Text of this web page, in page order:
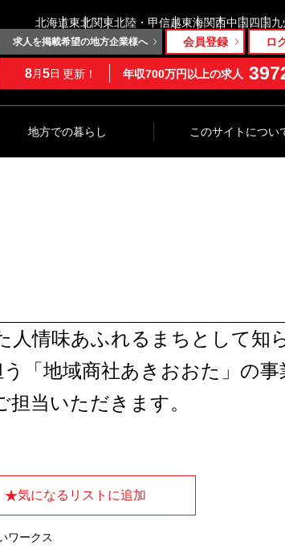
北海道東北関東北陸・甲信越東海関西中国四国
求人を掲載希望の地方企業様へ 会員登録 ロ
8月 5日 更新！ 年収700万円以上の求人
地方での暮らし このサイトについ
情味あふれるまちとして知
「地域商社あきおおた」の事
当いただきます。
気になるリストに追加
ワークス